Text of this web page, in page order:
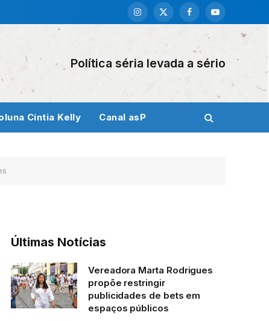
Instagram
X
FacebookYouTube
Política séria levada a sério
Cíntia Kelly Canal asP
Últimas Notícias
Vereadora Marta Rodrigues
propõe restringir
publicidades de bets em
espaços públicos